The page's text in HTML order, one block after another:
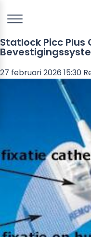
Statlock Picc
27 februari 2026 15:30